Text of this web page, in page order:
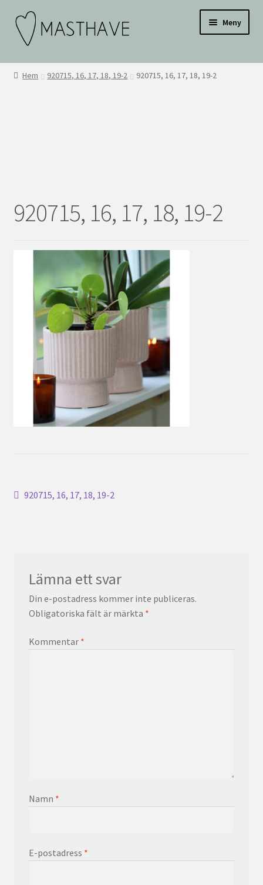
Hoppa
till
navigering
Hoppa
till
innehåll
Meny
WEBBUTIK
ÅF KONTO
Testar
Hem 920715, 16, 17, 18, 19-2 920715, 16, 17, 18, 19-2
920715, 16, 17, 18, 19-2
Inläggsnavigering
Föregående
920715, 16, 17, 18, 19-2
Lämna ett svar
Din e-postadress kommer inte publiceras.
Obligatoriska fält är märkta *
Kommentar *
Namn *
E-postadress *